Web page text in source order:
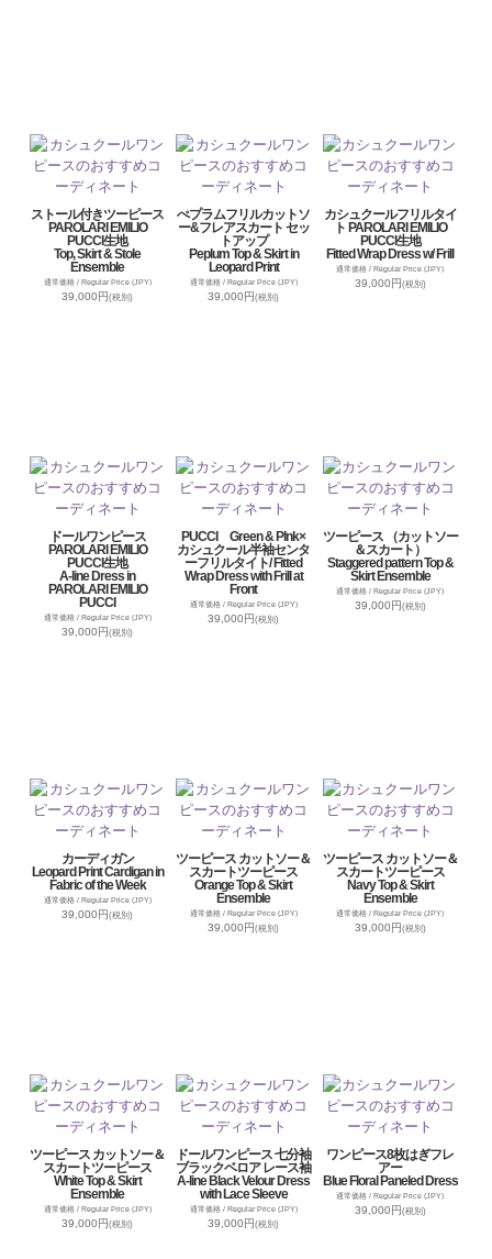
ストール付きツーピース
PAROLARI EMILIO
PUCCI生地
Top, Skirt & Stole
Ensemble
通常価格 / Regular Price (JPY)
39,000円(税別)
ぺプラムフリルカットソ
ー&フレアスカート セッ
トアップ
Peplum Top & Skirt in
Leopard Print
通常価格 / Regular Price (JPY)
39,000円(税別)
カシュクールフリルタイ
ト PAROLARI EMILIO
PUCCI生地
Fitted Wrap Dress w/ Frill
通常価格 / Regular Price (JPY)
39,000円(税別)
ドールワンピース
PAROLARI EMILIO
PUCCI生地
A-line Dress in
PAROLARI EMILIO
PUCCI
通常価格 / Regular Price (JPY)
39,000円(税別)
PUCCI Green & PInk×
カシュクール半袖センタ
ーフリルタイト/ Fitted
Wrap Dress with Frill at
Front
通常価格 / Regular Price (JPY)
39,000円(税別)
ツーピース （カットソー
＆スカート）
Staggered pattern Top &
Skirt Ensemble
通常価格 / Regular Price (JPY)
39,000円(税別)
カーディガン
Leopard Print Cardigan in
Fabric of the Week
通常価格 / Regular Price (JPY)
39,000円(税別)
ツーピース カットソー＆
スカートツーピース
Orange Top & Skirt
Ensemble
通常価格 / Regular Price (JPY)
39,000円(税別)
ツーピース カットソー＆
スカートツーピース
Navy Top & Skirt
Ensemble
通常価格 / Regular Price (JPY)
39,000円(税別)
ツーピース カットソー＆
スカートツーピース
White Top & Skirt
Ensemble
通常価格 / Regular Price (JPY)
39,000円(税別)
ドールワンピース 七分袖
ブラックベロア レース袖
A-line Black Velour Dress
with Lace Sleeve
通常価格 / Regular Price (JPY)
39,000円(税別)
ワンピース8枚はぎフレ
アー
Blue Floral Paneled Dress
通常価格 / Regular Price (JPY)
39,000円(税別)